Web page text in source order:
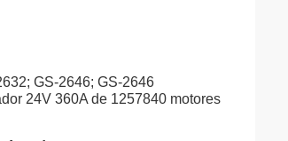
GS-2646; GS-2646
24V 360A de 1257840 motores